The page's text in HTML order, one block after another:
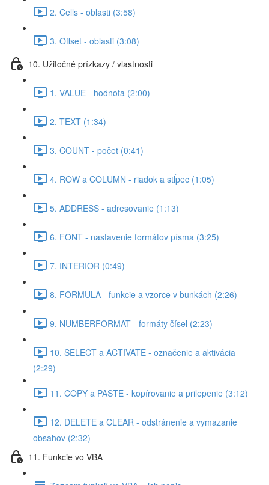
2. Cells - oblasti (3:58)
3. Offset - oblasti (3:08)
10. Užitočné prízkazy / vlastnosti
1. VALUE - hodnota (2:00)
2. TEXT (1:34)
3. COUNT - počet (0:41)
4. ROW a COLUMN - riadok a stĺpec (1:05)
5. ADDRESS - adresovanie (1:13)
6. FONT - nastavenie formátov písma (3:25)
7. INTERIOR (0:49)
8. FORMULA - funkcie a vzorce v bunkách (2:26)
9. NUMBERFORMAT - formáty čísel (2:23)
10. SELECT a ACTIVATE - označenie a aktivácia
(2:29)
11. COPY a PASTE - kopírovanie a prilepenie (3:12)
12. DELETE a CLEAR - odstránenie a vymazanie
obsahov (2:32)
11. Funkcie vo VBA